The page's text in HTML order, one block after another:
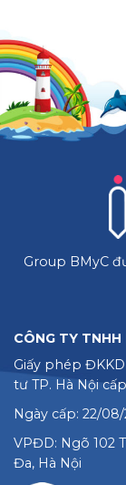
Group BMyC
CÔNG TY
Giấy phép
tư TP. Hà Nội cấp
Ngày cấp: 22/08/
VPĐD: Ngõ 102
Đa, Hà Nội